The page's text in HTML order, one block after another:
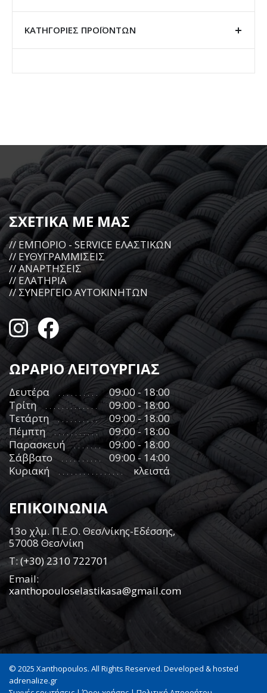
ΚΑΤΗΓΟΡΊΕΣ ΠΡΟΪΌΝΤΩΝ
ΣΧΕΤΙΚΑ ΜΕ ΜΑΣ
// ΕΜΠΟΡΙΟ - SERVICE ΕΛΑΣΤΙΚΩΝ
// ΕΥΘΥΓΡΑΜΜΙΣΕΙΣ
// ΑΝΑΡΤΗΣΕΙΣ
// ΕΛΑΤΗΡΙΑ
// ΣΥΝΕΡΓΕΙΟ ΑΥΤΟΚΙΝΗΤΩΝ
ΩΡΑΡΙΟ ΛΕΙΤΟΥΡΓΙΑΣ
Δευτέρα
09:00 - 18:00
Τρίτη
09:00 - 18:00
Τετάρτη
09:00 - 18:00
Πέμπτη
09:00 - 18:00
Παρασκευή
09:00 - 18:00
Σάββατο
09:00 - 14:00
Κυριακή
κλειστά
ΕΠΙΚΟΙΝΩΝΙΑ
13ο χλμ. Π.Ε.Ο. Θεσ/νίκης-Εδέσσης,
57008 Θεσ/νίκη
Τ:(+30) 2310 722701
Email:
xanthopouloselastikasa@gmail.com
© 2025 Xanthopoulos. All Rights Reserved. Developed & hosted
adrenalize.gr